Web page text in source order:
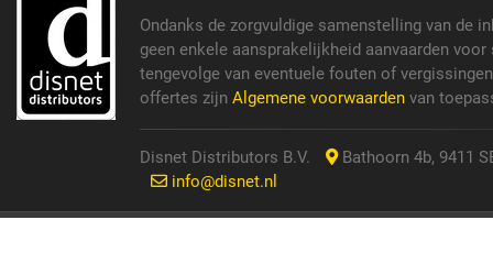
Ondanks de zorgvuldige samenstelling van de
geen enkele aansprakelijkheid aanvaarden
tengevolge van eventuele fouten of
offertes zijn Algemene voorwaarden van
Disnet Distributors B.V.
Bathoorn 4b, 9411
info@disnet.nl